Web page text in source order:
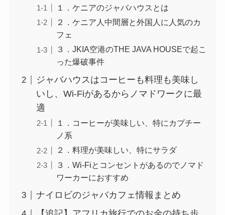
１．ケニアのジャバハウスとは
２．ケニア人中間層と外国人に人気のカ
フェ
３．JKIA空港のTHE JAVA HOUSEで起こ
った爆破事件
ジャバハウスはコーヒーも料理も美味し
いし、Wi-Fiがあるからノマドワークに最
適
１．コーヒーが美味しい、特にカプチー
ノ系
２．料理が美味しい、特にサラダ
３．Wi-Fiとコンセントがあるのでノマド
ワーカーにおすすめ
ナイロビのジャバカフェ情報まとめ